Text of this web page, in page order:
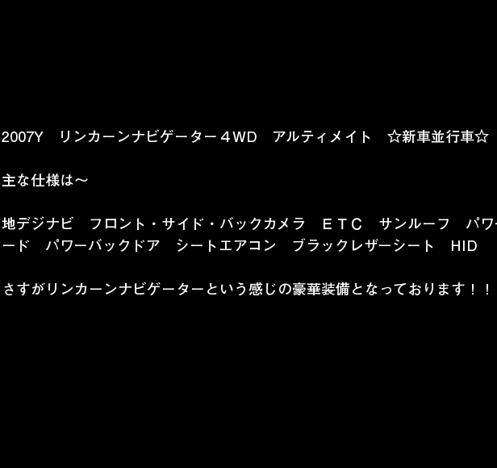
2007Y　リンカーンナビゲーター４WD　アルティメイト　☆新車並行車☆
主な仕様は～
地デジナビ　フロント・サイド・バックカメラ　ＥＴＣ　サンルーフ　パ
ード　パワーバックドア　シートエアコン　ブラックレザーシート　HID
さすがリンカーンナビゲーターという感じの豪華装備となっております！！